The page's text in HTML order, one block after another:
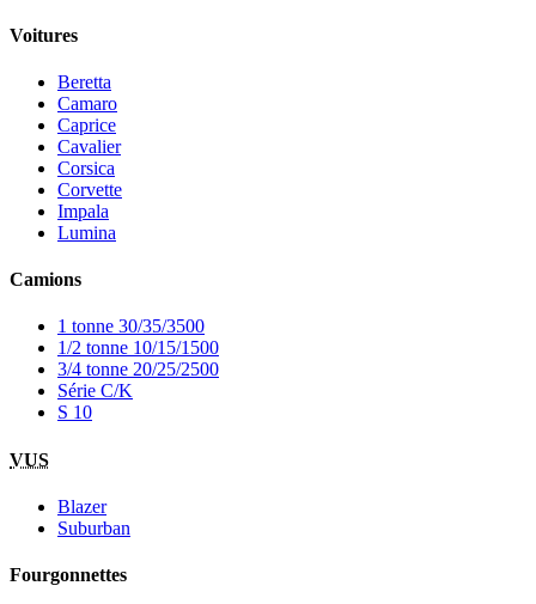
Voitures
Beretta
Camaro
Caprice
Cavalier
Corsica
Corvette
Impala
Lumina
Camions
1 tonne 30/35/3500
1/2 tonne 10/15/1500
3/4 tonne 20/25/2500
Série C/K
S 10
VUS
Blazer
Suburban
Fourgonnettes